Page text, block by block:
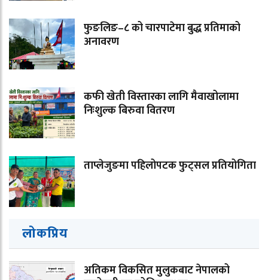
फुङलिङ–८ को चारपाटेमा बुद्ध प्रतिमाको
अनावरण
कफी खेती विस्तारका लागि मैवाखोलामा
निःशुल्क बिरुवा वितरण
ताप्लेजुङमा पहिलोपटक फुट्सल प्रतियोगिता
लोकप्रिय
अतिकम विकसित मुलुकबाट नेपालको